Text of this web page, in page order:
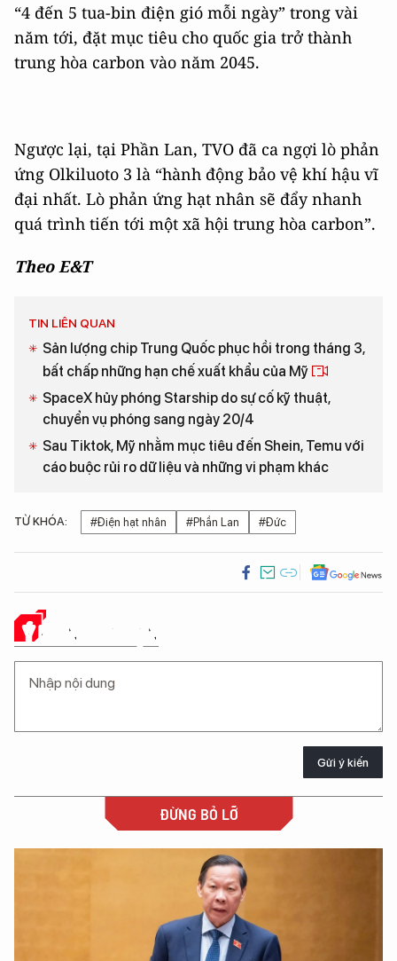
“4 đến 5 tua-bin điện gió mỗi ngày” trong vài
năm tới, đặt mục tiêu cho quốc gia trở thành
trung hòa carbon vào năm 2045.
Ngược lại, tại Phần Lan, TVO đã ca ngợi lò phản
ứng Olkiluoto 3 là “hành động bảo vệ khí hậu vĩ
đại nhất. Lò phản ứng hạt nhân sẽ đẩy nhanh
quá trình tiến tới một xã hội trung hòa carbon”.
Theo E&T
TIN LIÊN QUAN
Sản lượng chip Trung Quốc phục hồi trong tháng 3,
bất chấp những hạn chế xuất khẩu của Mỹ
SpaceX hủy phóng Starship do sự cố kỹ thuật,
chuyển vụ phóng sang ngày 20/4
Sau Tiktok, Mỹ nhằm mục tiêu đến Shein, Temu với
cáo buộc rủi ro dữ liệu và những vi phạm khác
TỪ KHÓA: #Điện hạt nhân #Phần Lan #Đức
Ý KIẾN CỦA BẠN
Gửi ý kiến
ĐỪNG BỎ LỠ